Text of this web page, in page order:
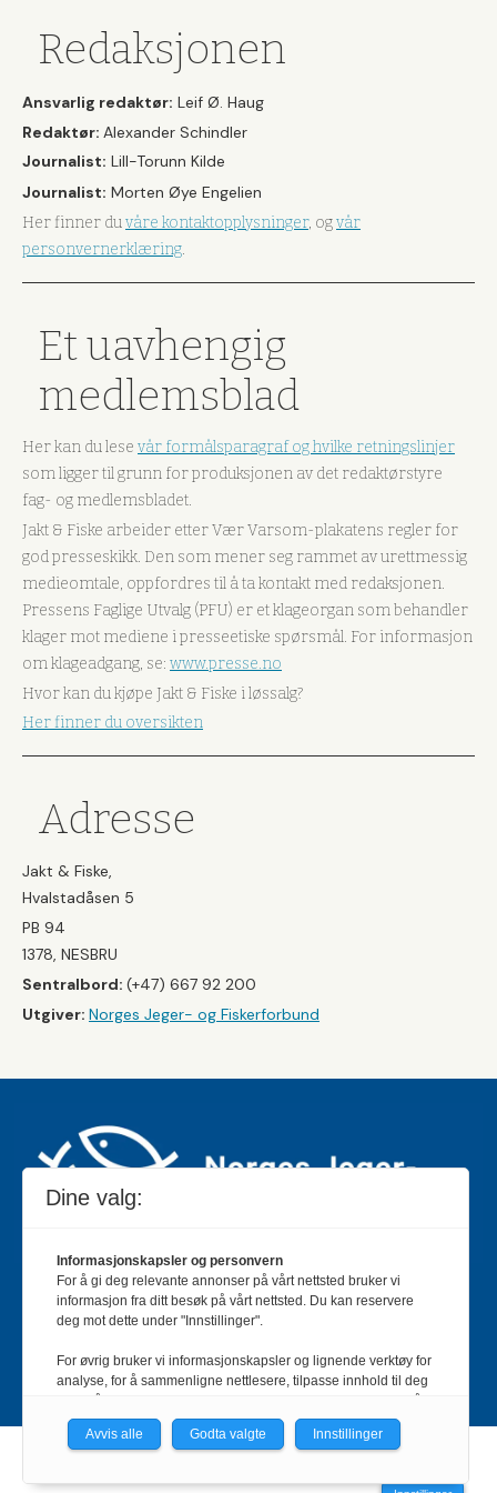
Redaksjonen
Ansvarlig redaktør: Leif Ø. Haug
Redaktør: Alexander Schindler
Journalist: Lill-Torunn Kilde
Journalist: Morten Øye Engelien
Her finner duvåre kontaktopplysninger, ogvår
personvernerklæring.
Et uavhengig
medlemsblad
Her kan du lese vår formålsparagraf og hvilke retningslinjer
som ligger til grunn for produksjonen av det redaktørstyre
fag- og medlemsbladet.
Jakt & Fiske arbeider etter Vær Varsom-plakatens regler for
god presseskikk. Den som mener seg rammet av urettmessig
medieomtale, oppfordres til å ta kontakt med redaksjonen.
Pressens Faglige Utvalg (PFU) er et klageorgan som behandler
klager mot mediene i presseetiske spørsmål. For informasjon
om klageadgang, se: www.presse.no
Hvor kan du kjøpe Jakt & Fiske i løssalg?
Her finner du oversikten
Adresse
Jakt & Fiske,
Hvalstadåsen 5
PB 94
1378, NESBRU
Sentralbord: (+47) 667 92 200
Utgiver: Norges Jeger- og Fiskerforbund
Jakt & Fiske er landets største og eldste magasin for
jakt- og fiskeinteresserte med 195 000 månedlige
Bladet er en månedlig publikasjon og utgis av Norges
Jeger- og Fiskerforbund.
Meld deg inn her
Dine valg:
Informasjonskapsler og personvern
For å gi deg relevante annonser på vårt nettsted bruker vi
informasjon fra ditt besøk på vårt nettsted. Du kan reservere
deg mot dette under "Innstillinger".
For øvrig bruker vi informasjonskapsler og lignende verktøy for
analyse, for å sammenligne nettlesere, tilpasse innhold til deg
personvernerklæring.
du få relevante annonser på nettstedene til medlemmene i
Avvis alle Godta valgte Innstillinger